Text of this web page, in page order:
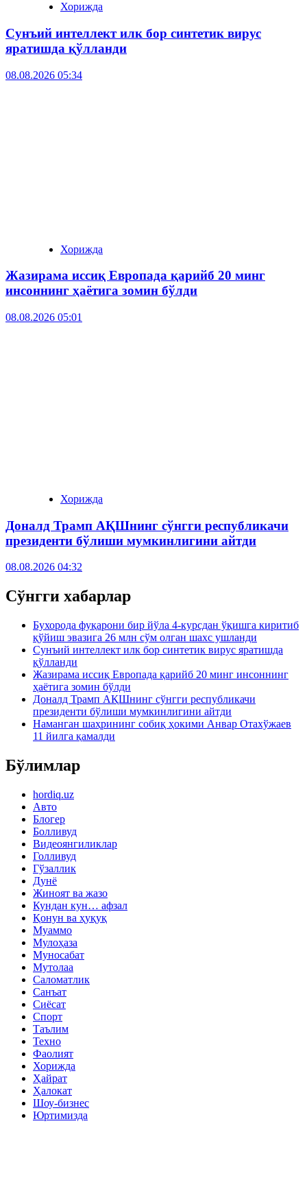
Хорижда
Сунъий интеллект илк бор синтетик вирус
яратишда қўлланди
08.08.2026 05:34
Хорижда
Жазирама иссиқ Европада қарийб 20 минг
инсоннинг ҳаётига зомин бўлди
08.08.2026 05:01
Хорижда
Доналд Трамп АҚШнинг сўнгги республикачи
президенти бўлиши мумкинлигини айтди
08.08.2026 04:32
Сўнгги хабарлар
Бухорода фуқарони бир йўла 4-курсдан ўқишга киритиб
қўйиш эвазига 26 млн сўм олган шахс ушланди
Сунъий интеллект илк бор синтетик вирус яратишда
қўлланди
Жазирама иссиқ Европада қарийб 20 минг инсоннинг
ҳаётига зомин бўлди
Доналд Трамп АҚШнинг сўнгги республикачи
президенти бўлиши мумкинлигини айтди
Наманган шаҳрининг собиқ ҳокими Анвар Отахўжаев
11 йилга қамалди
Бўлимлар
hordiq.uz
Авто
Блогер
Болливуд
Видеоянгиликлар
Голливуд
Гўзаллик
Дунё
Жиноят ва жазо
Кундан кун… афзал
Қонун ва ҳуқуқ
Муаммо
Мулоҳаза
Муносабат
Мутолаа
Саломатлик
Санъат
Сиёсат
Спорт
Таълим
Техно
Фаолият
Хорижда
Ҳайрат
Ҳалокат
Шоу-бизнес
Юртимизда